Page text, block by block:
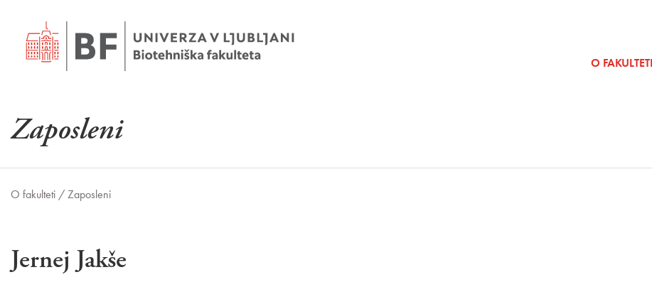
O FAKULTETI
Zaposleni
O fakulteti /Zaposleni
Jernej Jakše